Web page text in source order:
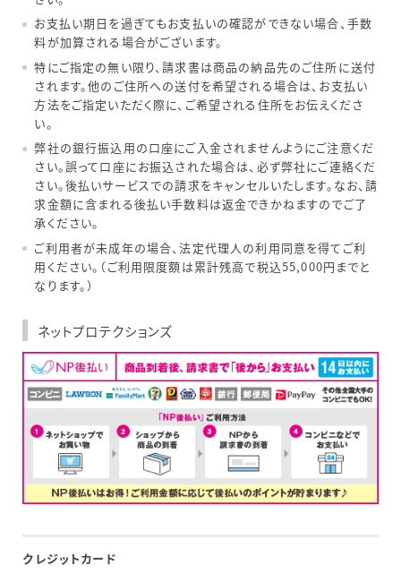
お支払い期日を過ぎてもお支払いの確認ができない場合、手数
料が加算される場合がございます。
特にご指定の無い限り、請求書は商品の納品先のご住所に送付
されます。他のご住所への送付を希望される場合は、お支払い
方法をご指定いただく際に、ご希望される住所をお伝えくださ
い。
弊社の銀行振込用の口座にご入金されませんようにご注意くだ
さい。誤って口座にお振込された場合は、必ず弊社にご連絡くだ
さい。後払いサービスでの請求をキャンセルいたします。なお、請
求金額に含まれる後払い手数料は返金できかねますのでご了
承ください。
ご利用者が未成年の場合、法定代理人の利用同意を得てご利
用ください。（ご利用限度額は累計残高で税込55,000円までと
なります。）
ネットプロテクションズ
クレジットカード